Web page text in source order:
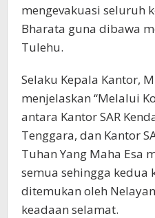
mengevakuasi seluruh
Bharata guna dibawa
Tulehu.
Selaku Kepala Kantor,
menjelaskan “Melalui
antara Kantor SAR
Tenggara, dan Kantor
Tuhan Yang Maha Esa
semua sehingga kedua
ditemukan oleh
keadaan selamat.